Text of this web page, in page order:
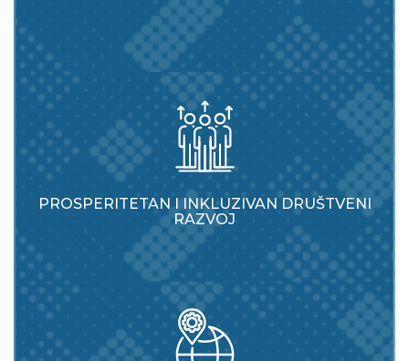
PROSPERITETAN I INKLUZIVAN DRUŠTVENI
RAZVOJ